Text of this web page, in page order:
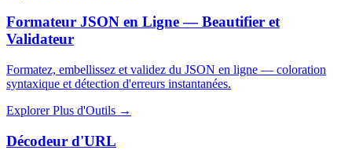
Formateur JSON en Ligne — Beautifier et
Validateur
Formatez, embellissez et validez du JSON en ligne — coloration
syntaxique et détection d'erreurs instantanées.
Explorer Plus d'Outils →
Décodeur d'URL